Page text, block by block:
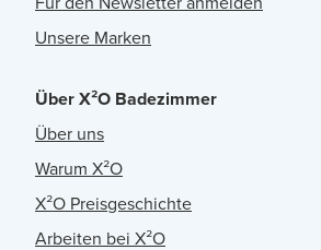
Unsere Marken
Über X²O Badezimmer
Über uns
Warum X²O
X²O Preisgeschichte
Arbeiten bei X²O